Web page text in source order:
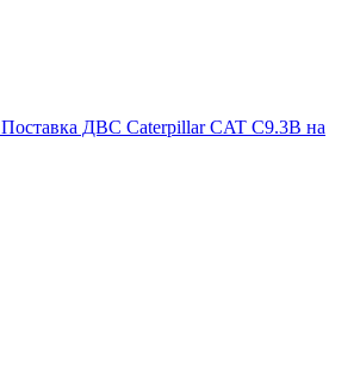
Поставка ДВС Caterpillar CAT C9.3B на